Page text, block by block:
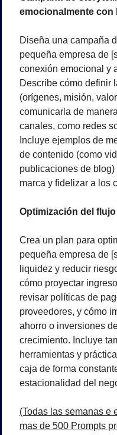
emocionalmente con
Diseña una campaña
pequeña empresa de
conexión emocional y
Describe cómo definir
(orígenes, misión,
comunicarla de
canales, como redes
Incluye ejemplos de
de contenido (como
publicaciones de
marca y fidelizar a los
Optimización del
Crea un plan para
pequeña empresa de
liquidez y reducir
cómo proyectar
revisar políticas de
proveedores, y cómo
ahorro o inversiones
crecimiento. Incluye
herramientas y
caja de forma
estacionalidad del
(Todas las semanas e
mas de 500 Prompts